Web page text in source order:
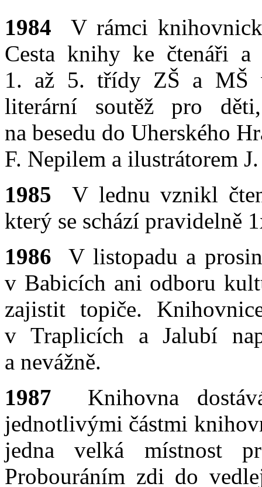
1984 V rámci
Cesta knihy ke čtenáři
1. až 5. třídy ZŠ a MŠ
literární soutěž pro
na besedu do Uherského
F. Nepilem a ilustrátorem
1985 V lednu vznikl
který se schází pravidelně
1986 V listopadu a
v Babicích ani odboru
zajistit topiče.
v Traplicích a Jalubí
a nevážně.
1987 Knihovna
jednotlivými částmi
jedna velká místnost
Probouráním zdi do